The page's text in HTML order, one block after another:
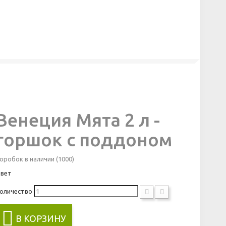
Мята 2 л -
с поддоном
в наличии (1000)
В КОРЗИНУ